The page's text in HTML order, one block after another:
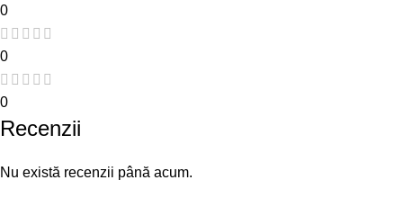
0
0
0
Recenzii
Nu există recenzii până acum.